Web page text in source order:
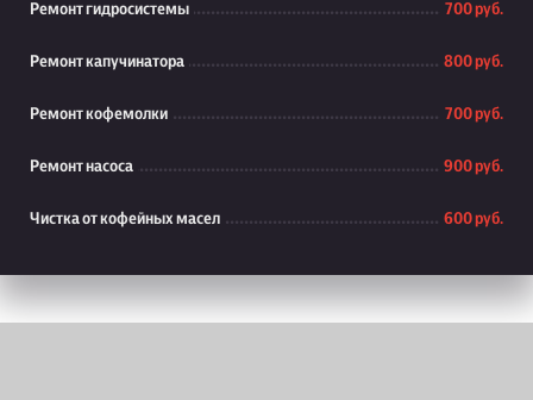
Ремонт гидросистемы 700 руб.
Ремонт капучинатора 800 руб.
Ремонт кофемолки 700 руб.
Ремонт насоса 900 руб.
Чистка от кофейных масел 600 руб.